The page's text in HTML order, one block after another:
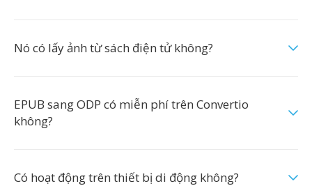
Nó có lấy ảnh từ sách điện tử không?
EPUB sang ODP có miễn phí trên Convertio
không?
Có hoạt động trên thiết bị di động không?